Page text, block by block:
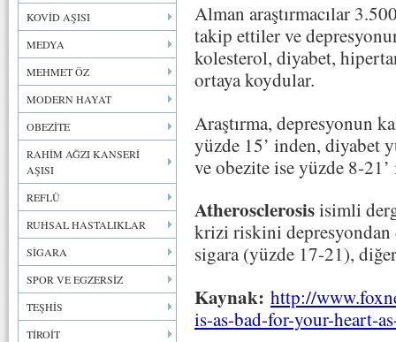
KOVİD AŞISI
MEDYA
MEHMET ÖZ
MODERN HAYAT
OBEZİTE
RAHİM AĞZI KANSERİ
AŞISI
REFLÜ
RUHSAL HASTALIKLAR
SİGARA
SPOR VE EGZERSİZ
TEŞHİS
TİROİT
Alman araştırmacılar
takip ettiler ve
kolesterol, diyabet,
ortaya koydular.
Araştırma, depresyonun
yüzde 15’ inden, diyabet
ve obezite ise yüzde 8-
Atherosclerosisisimli
krizi riskini depresyondan
sigara (yüzde 17-21),
Kaynak: http://
is-as-bad-for-your-heart-